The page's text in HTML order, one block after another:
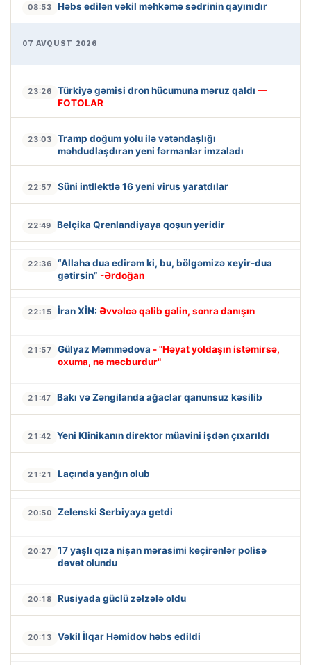
08:53 Həbs edilən vəkil məhkəmə sədrinin qayınıdır
07 AVQUST 2026
23:26 Türkiyə gəmisi dron hücumuna məruz qaldı —
FOTOLAR
23:03
Tramp doğum yolu ilə vətəndaşlığı
məhdudlaşdıran yeni fərmanlar imzaladı
22:57 Süni intllektlə 16 yeni virus yaratdılar
22:49 Belçika Qrenlandiyaya qoşun yeridir
22:36
“Allaha dua edirəm ki, bu, bölgəmizə xeyir-dua
gətirsin” -Ərdoğan
22:15 İran XİN: Əvvəlcə qalib gəlin, sonra danışın
21:57 Gülyaz Məmmədova - "Həyat yoldaşın istəmirsə,
oxuma, nə məcburdur"
21:47 Bakı və Zəngilanda ağaclar qanunsuz kəsilib
21:42 Yeni Klinikanın direktor müavini işdən çıxarıldı
21:21 Laçında yanğın olub
20:50 Zelenski Serbiyaya getdi
20:27
17 yaşlı qıza nişan mərasimi keçirənlər polisə
dəvət olundu
20:18 Rusiyada güclü zəlzələ oldu
20:13 Vəkil İlqar Həmidov həbs edildi